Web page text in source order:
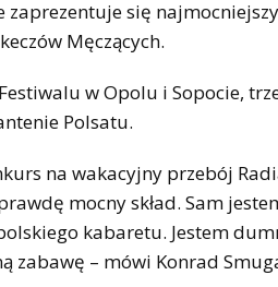
zaprezentuje się
Męczących.
w Opolu i Sopocie,
Polsatu.
na wakacyjny przebój
mocny skład. Sam
kabaretu. Jestem
zabawę – mówi Konrad